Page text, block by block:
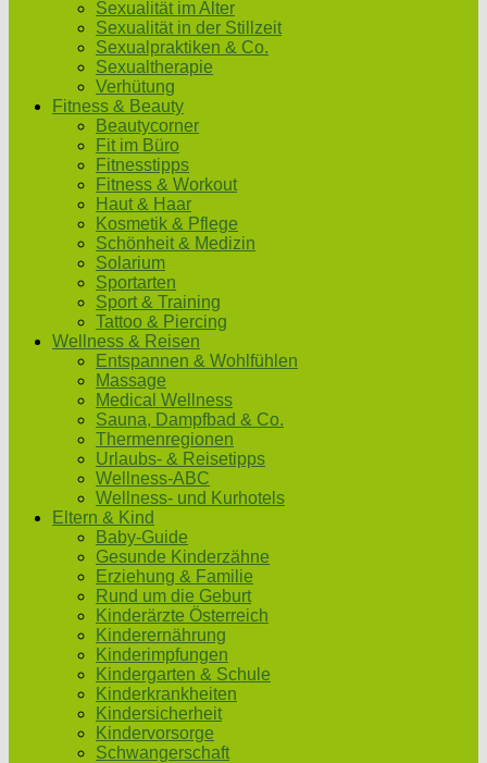
Sexualität im Alter
Sexualität in der Stillzeit
Sexualpraktiken & Co.
Sexualtherapie
Verhütung
Fitness & Beauty
Beautycorner
Fit im Büro
Fitnesstipps
Fitness & Workout
Haut & Haar
Kosmetik & Pflege
Schönheit & Medizin
Solarium
Sportarten
Sport & Training
Tattoo & Piercing
Wellness & Reisen
Entspannen & Wohlfühlen
Massage
Medical Wellness
Sauna, Dampfbad & Co.
Thermenregionen
Urlaubs- & Reisetipps
Wellness-ABC
Wellness- und Kurhotels
Eltern & Kind
Baby-Guide
Gesunde Kinderzähne
Erziehung & Familie
Rund um die Geburt
Kinderärzte Österreich
Kinderernährung
Kinderimpfungen
Kindergarten & Schule
Kinderkrankheiten
Kindersicherheit
Kindervorsorge
Schwangerschaft